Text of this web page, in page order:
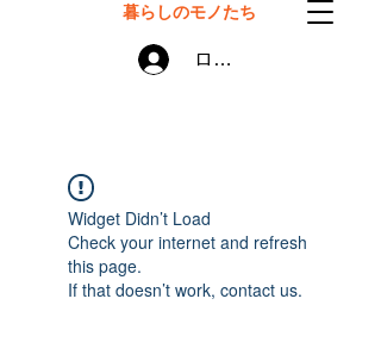
ログイン
暮らしのモノたち
Widget Didn’t Load
Check your internet and refresh
this page.
If that doesn’t work, contact us.